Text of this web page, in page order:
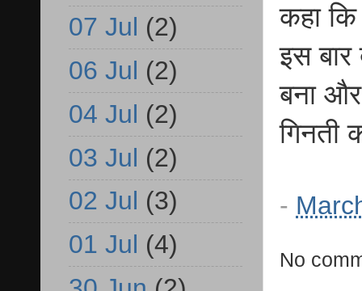
कहा
इस बार
बना
गिनती
-
No
07 Jul (2)
06 Jul (2)
04 Jul (2)
03 Jul (2)
02 Jul (3)
01 Jul (4)